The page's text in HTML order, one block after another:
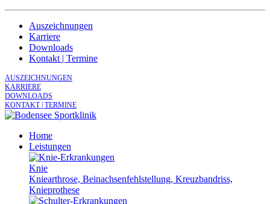
Auszeichnungen
Karriere
Downloads
Kontakt | Termine
AUSZEICHNUNGEN
KARRIERE
DOWNLOADS
KONTAKT | TERMINE
Home
Leistungen
Knie
Kniearthrose, Beinachsenfehlstellung, Kreuzbandriss,
Knieprothese